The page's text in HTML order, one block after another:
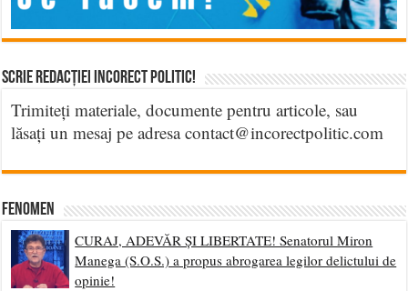
Scrie Redacției Incorect Politic!
Trimiteți materiale, documente pentru articole, sau
lăsați un mesaj pe adresa contact@incorectpolitic.com
Fenomen
CURAJ, ADEVĂR ȘI LIBERTATE! Senatorul Miron
Manega (S.O.S.) a propus abrogarea legilor delictului de
opinie!